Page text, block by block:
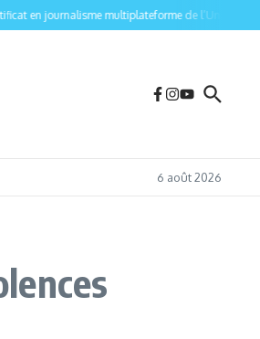
journalisme multiplateforme de l’Université de
6 août 2026